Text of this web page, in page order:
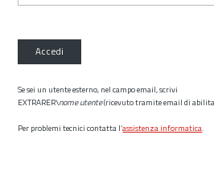
Accedi
Se sei un utente esterno, nel campo email, scrivi
EXTRARER\nome utente(ricevuto tramite email di
Per problemi tecnici contatta l’assistenza informatica.